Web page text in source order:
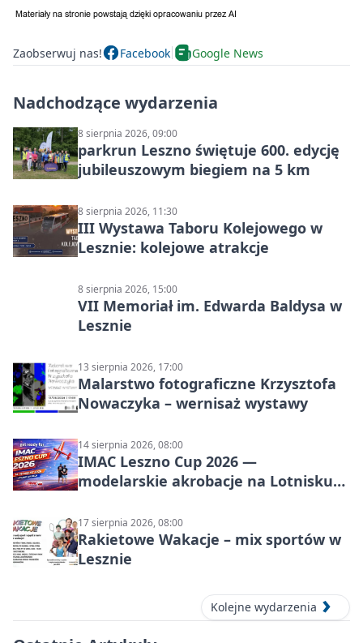
Zaobserwuj nas! Facebook Google News
Nadchodzące wydarzenia
8 sierpnia 2026, 09:00
parkrun Leszno świętuje 600. edycję
jubileuszowym biegiem na 5 km
8 sierpnia 2026, 11:30
III Wystawa Taboru Kolejowego w
Lesznie: kolejowe atrakcje
8 sierpnia 2026, 15:00
VII Memoriał im. Edwarda Baldysa w
Lesznie
13 sierpnia 2026, 17:00
Malarstwo fotograficzne Krzysztofa
Nowaczyka – wernisaż wystawy
14 sierpnia 2026, 08:00
IMAC Leszno Cup 2026 —
modelarskie akrobacje na Lotnisku
17 sierpnia 2026, 08:00
Rakietowe Wakacje – mix sportów w
Lesznie
Kolejne wydarzenia